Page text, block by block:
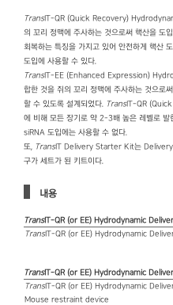
TransIT-QR (Quick Recovery)
의 꼬리 정맥에 주사하는 것으로써 핵산을 도
회복하는 특징을 가지고 있어 안전하게 핵산
도입에 사용할 수 있다.
TransIT-EE (Enhanced Expression)
합한 것을 쥐의 꼬리 정맥에 주사하는 것으로
할 수 있도록 설계되었다. TransIT-QR
에 비해 모든 장기로 약 2-3배 높은 레벨로 발
siRNA 도입에는 사용할 수 없다.
또, TransIT Delivery Starter Kit는 Delivery
구가 세트가 된 키트이다.
내용
TransIT-QR (or EE) Hydrodynamic
TransIT-QR (or EE) Hydrodynamic
TransIT-QR (or EE) Hydrodynamic
TransIT-QR (or EE) Hydrodynamic
Mouse restraint device